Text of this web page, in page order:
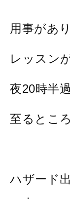
用事があり
レッスン
夜20時半
至るとこ
ハザード